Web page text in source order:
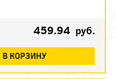
459.94 руб.
В КОРЗИНУ